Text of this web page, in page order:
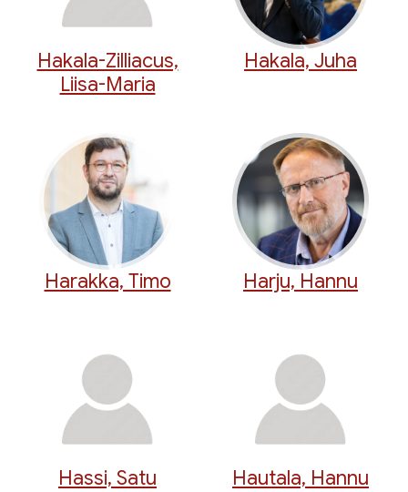
Hakala-Zilliacus,
Liisa-Maria
Hakala, Juha
Harakka, Timo Harju, Hannu
Hassi, Satu Hautala, Hannu